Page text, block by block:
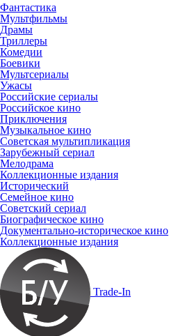
Фантастика
Мультфильмы
Драмы
Триллеры
Комедии
Боевики
Мультсериалы
Ужасы
Российские сериалы
Российское кино
Приключения
Музыкальное кино
Советская мультипликация
Зарубежный сериал
Мелодрама
Коллекционные издания
Исторический
Семейное кино
Советский сериал
Биографическое кино
Документально-историческое кино
Коллекционные издания
Trade-In